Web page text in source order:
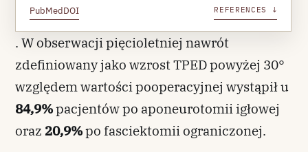
PubMedDOI REFERENCES ↓
. W obserwacji pięcioletniej nawrót
zdefiniowany jako wzrost TPED powyżej 30°
względem wartości pooperacyjnej wystąpił u
84,9%pacjentów po aponeurotomii igłowej
oraz 20,9%po fasciektomii ograniczonej.